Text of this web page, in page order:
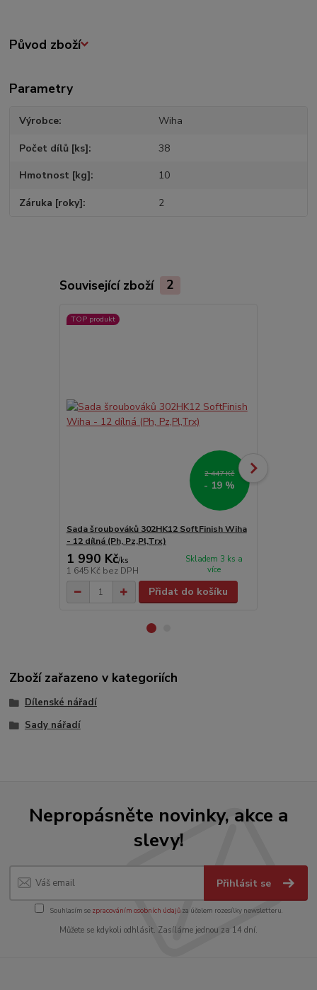
Původ zboží
Parametry
Výrobce Wiha
Počet dílů [ks] 38
Hmotnost [kg] 10
Záruka [roky] 2
Související zboží 2
TOP produkt
2 447 Kč
- 19 %
Sada šroubováků 302HK12 SoftFinish Wiha
- 12 dílná (Ph, Pz,Pl,Trx)
1 990 Kč/ks
1 645 Kč bez DPH
Skladem 3 ks a
více
Přidat do košíku
Zboží zařazeno v kategoriích
Dílenské nářadí
Sady nářadí
Nepropásněte novinky, akce a
slevy!
Přihlásit se
Souhlasím se zpracováním osobních údajůza účelem rozesílky newsletteru.
Můžete se kdykoli odhlásit. Zasíláme jednou za 14 dní.